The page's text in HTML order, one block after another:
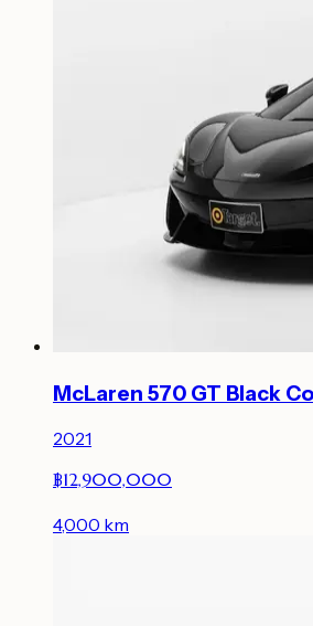
McLaren 570 GT Black
2021
฿12,900,000
4,000 km